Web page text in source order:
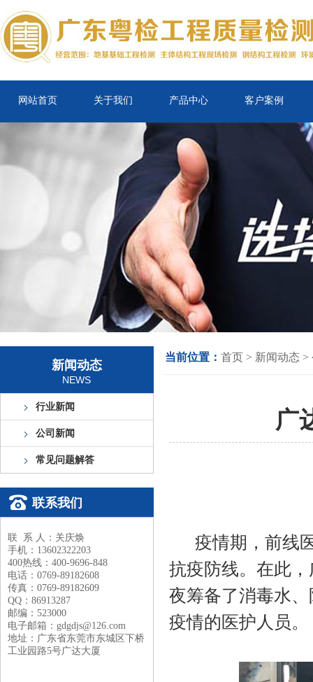
网站首页 关于我们 产品中心 客户案例
新闻动态
NEWS
行业新闻
公司新闻
常见问题解答
联系我们
联 系 人：关庆焕
手机：13602322203
400热线：400-9696-848
电话：0769-89182608
传真：0769-89182609
QQ：86913287
邮编：523000
电子邮箱：gdgdjs@126.com
地址：广东省东莞市东城区下桥
工业园路5号广达大厦
当前位置： 首页 > 新闻动态 >
广
疫情期，前线
抗疫防线。在此
夜筹备了消毒水
疫情的医护人员。